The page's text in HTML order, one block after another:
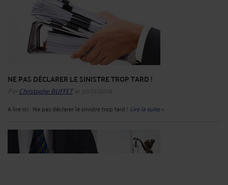
NE PAS DÉCLARER LE SINISTRE TROP TARD !
Par Christophe BUFFETle 30/11/2019
A lire ici : Ne pas déclarer le sinistre trop tard ! Lire la suite >